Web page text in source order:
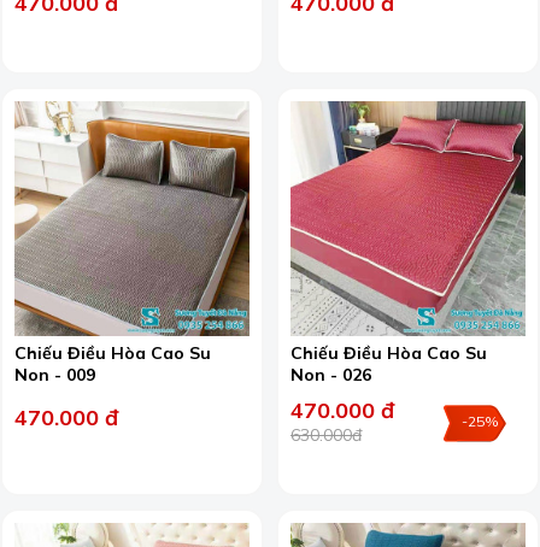
Chiếu Điều Hòa Cao Su
Non - 009
470.000 đ
Chiếu Điều Hòa Cao Su
Non - 026
470.000 đ
630.000đ
-25%